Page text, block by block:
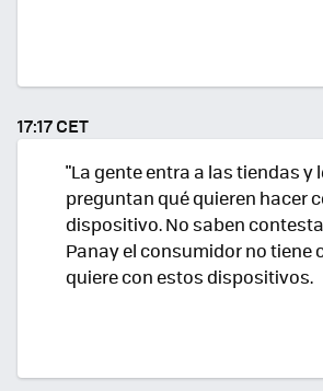
17:17 CET
"La gente entra a las tiendas y
preguntan qué quieren hacer
dispositivo. No saben
Panay el consumidor no tiene
quiere con estos dispositivos.